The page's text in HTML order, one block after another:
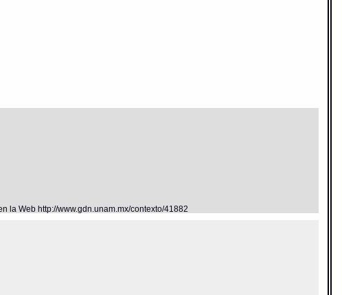
la Web http://www.gdn.unam.mx/contexto/41882